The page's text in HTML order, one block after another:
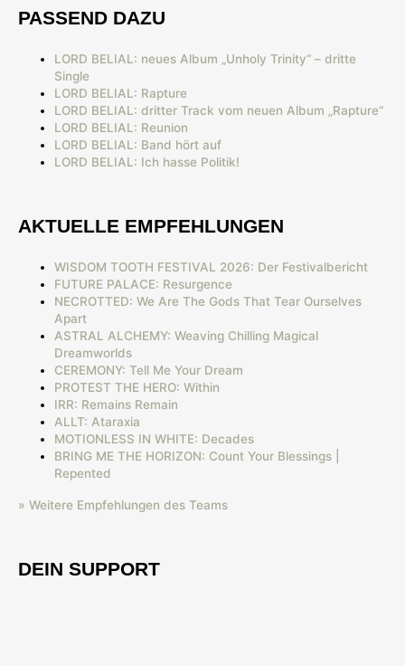
PASSEND DAZU
LORD BELIAL: neues Album „Unholy Trinity“ – dritte
Single
LORD BELIAL: Rapture
LORD BELIAL: dritter Track vom neuen Album „Rapture“
LORD BELIAL: Reunion
LORD BELIAL: Band hört auf
LORD BELIAL: Ich hasse Politik!
AKTUELLE EMPFEHLUNGEN
WISDOM TOOTH FESTIVAL 2026: Der Festivalbericht
FUTURE PALACE: Resurgence
NECROTTED: We Are The Gods That Tear Ourselves
Apart
ASTRAL ALCHEMY: Weaving Chilling Magical
Dreamworlds
CEREMONY: Tell Me Your Dream
PROTEST THE HERO: Within
IRR: Remains Remain
ALLT: Ataraxia
MOTIONLESS IN WHITE: Decades
BRING ME THE HORIZON: Count Your Blessings |
Repented
» Weitere Empfehlungen des Teams
DEIN SUPPORT